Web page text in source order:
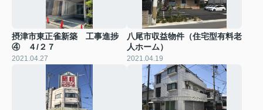
摂津市東正雀新築 工事進捗
④ ４/２７
2021.04.27
八尾市収益物件（住宅型有料老
人ホーム）
2021.04.19